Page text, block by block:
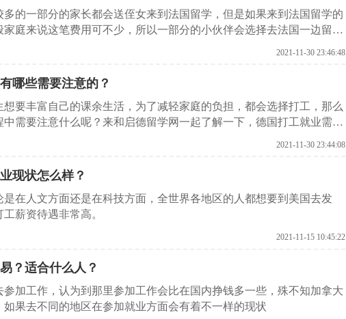
的一部分的家长都会送侄女来到法国留学，但是如果来到法国留学的
庭来说这笔费用可不少，所以一部分的小伙伴会选择去法国一边留学
法国打工就业需要注意什么。
2021-11-30 23:46:48
哪些需要注意的？
要丰富自己的课余生活，为了减轻家庭的负担，都会选择打工，那么
需要注意什么呢？来和启德留学网一起了解一下，德国打工就业需要
2021-11-30 23:44:08
现状怎么样？
在人文方面还是在科技方面，全世界各地区的人都想要到美国去发
薪资待遇非常高。
2021-11-15 10:45:22
？适合什么人？
加工作，认为到那里参加工作会比在国内挣钱多一些，殊不知加拿大
果去不同的地区在参加就业方面会有着不一样的现状